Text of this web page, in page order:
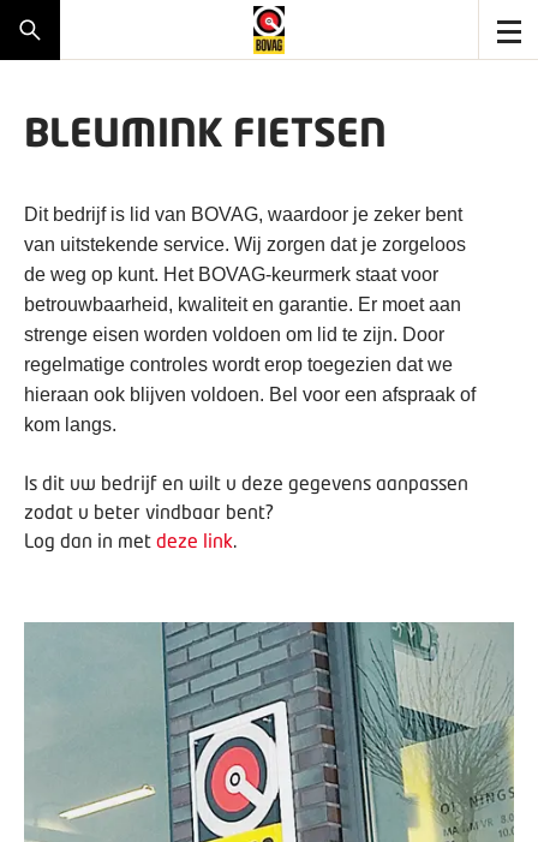
BLEUMINK FIETSEN
Dit bedrijf is lid van BOVAG, waardoor je zeker bent
van uitstekende service. Wij zorgen dat je zorgeloos
de weg op kunt. Het BOVAG-keurmerk staat voor
betrouwbaarheid, kwaliteit en garantie. Er moet aan
strenge eisen worden voldoen om lid te zijn. Door
regelmatige controles wordt erop toegezien dat we
hieraan ook blijven voldoen. Bel voor een afspraak of
kom langs.
Is dit uw bedrijf en wilt u deze gegevens aanpassen
zodat u beter vindbaar bent?
Log dan in met deze link.